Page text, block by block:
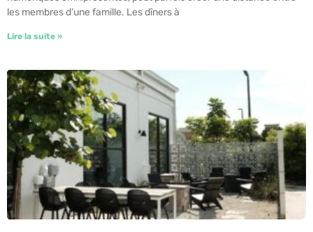
les membres d’une famille. Les dîners à
Lire la suite »